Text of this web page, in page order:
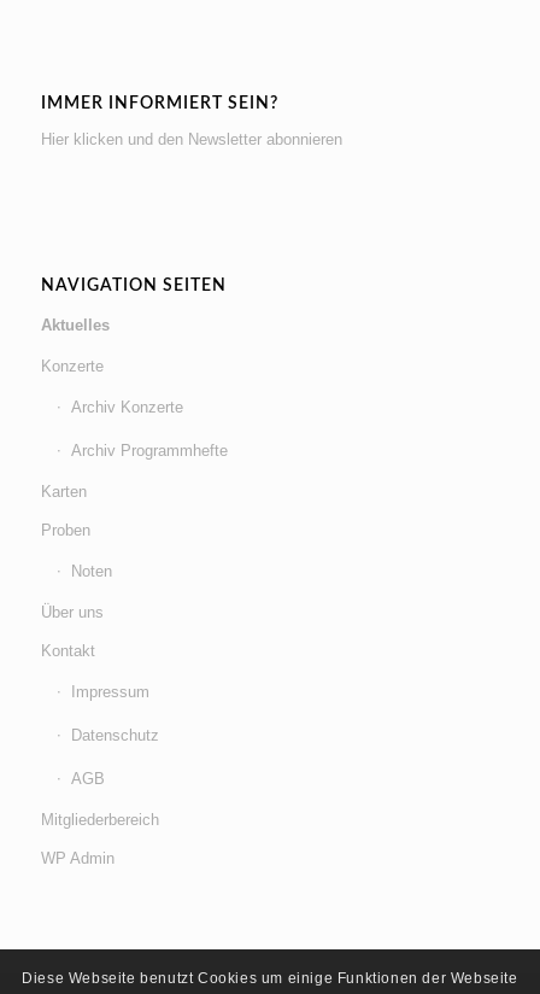
IMMER INFORMIERT SEIN?
Hier klicken und den Newsletter abonnieren
NAVIGATION SEITEN
Aktuelles
Konzerte
Archiv Konzerte
Archiv Programmhefte
Karten
Proben
Noten
Über uns
Kontakt
Impressum
Datenschutz
AGB
Mitgliederbereich
WP Admin
Diese Webseite benutzt Cookies um einige Funktionen der Webseite